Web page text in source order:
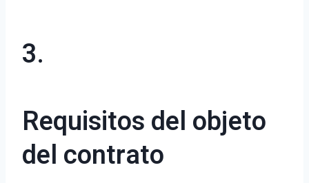
3.
Requisitos del objeto
del contrato